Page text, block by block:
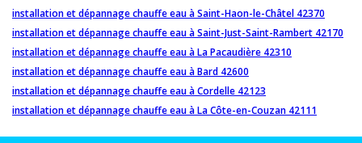
installation et dépannage chauffe eau à Saint-Haon-le-Châtel 42370
installation et dépannage chauffe eau à Saint-Just-Saint-Rambert 42170
installation et dépannage chauffe eau à La Pacaudière 42310
installation et dépannage chauffe eau à Bard 42600
installation et dépannage chauffe eau à Cordelle 42123
installation et dépannage chauffe eau à La Côte-en-Couzan 42111